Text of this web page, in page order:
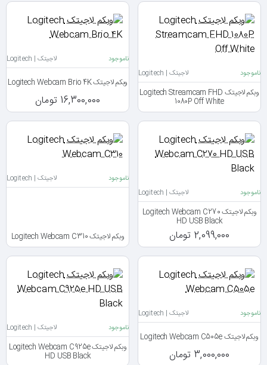
ناموجود لاجیتک | Logitech
وبکم لاجیتک Logitech Streamcam FHD
1080P Off White
ناموجود لاجیتک | Logitech
وبکم لاجیتک Logitech Webcam Brio 4K
16,300,000 تومان
ناموجود لاجیتک | Logitech
وبکم لاجیتک Logitech Webcam C270
HD USB Black
2,099,000 تومان
ناموجود لاجیتک | Logitech
وبکم لاجیتک Logitech Webcam C310
ناموجود لاجیتک | Logitech
وبکم لاجیتک Logitech Webcam C505e
3,000,000 تومان
ناموجود لاجیتک | Logitech
وبکم لاجیتک Logitech Webcam C925e
HD USB Black